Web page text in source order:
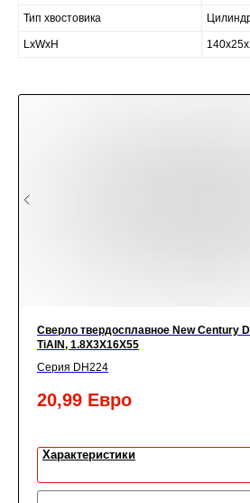
Тип хвостовика
LxWxH
Сверло твердосплавное New Century
TiАIN, 1.8X3X16X55
Серия DH224
20,99 Евро
Характеристики